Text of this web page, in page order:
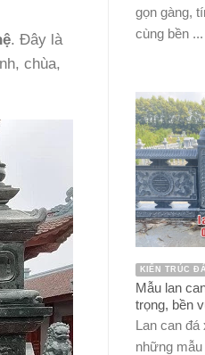
. Đây là
chùa,
gọn gàng,
cùng bền ...
KIẾN TRÚC
Mẫu lan
trọng, bền
Lan can đá
những